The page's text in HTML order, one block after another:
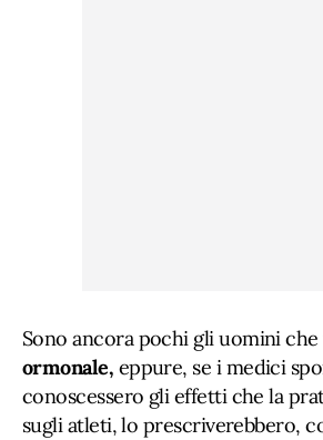
Sono ancora pochi gli uomini che
ormonale, eppure, se i medici
conoscessero gli effetti che la
sugli atleti, lo prescriverebbero,